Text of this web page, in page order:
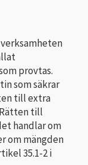
provtas.
som säkrar
till extra
till
handlar om
om mängden
35.1-2 i